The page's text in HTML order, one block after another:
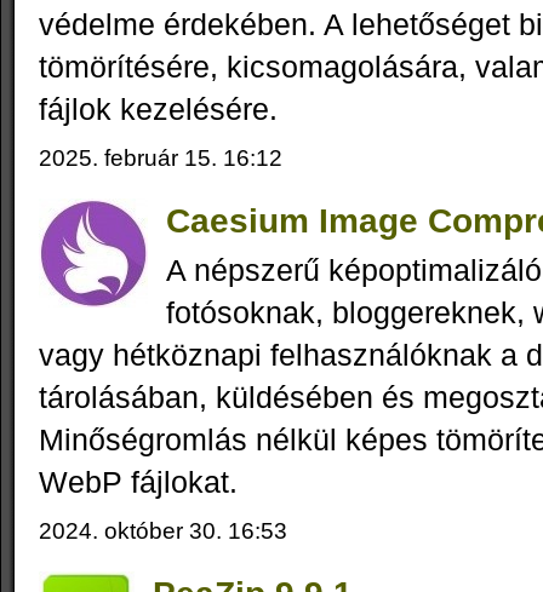
védelme érdekében. A lehetőséget
tömörítésére, kicsomagolására,
fájlok kezelésére.
2025. február 15. 16:12
Caesium Image
A népszerű
fotósoknak, bloggereknek,
vagy hétköznapi felhasználóknak a
tárolásában, küldésében és
Minőségromlás nélkül képes
WebP fájlokat.
2024. október 30. 16:53